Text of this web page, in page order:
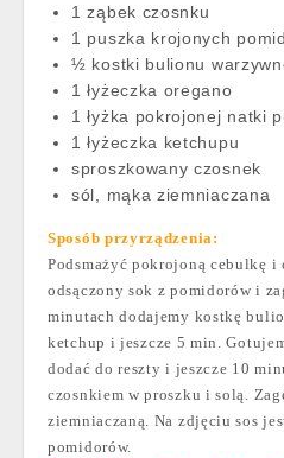
1 ząbek czosnku
1 puszka krojonych
½ kostki bulionu
1 łyżeczka oregano
1 łyżka pokrojonej natki
1 łyżeczka ketchupu
sproszkowany czosnek
sól, mąka ziemniaczana
Sposób przyrządzenia:
Podsmażyć pokrojoną cebulkę i
odsączony sok z pomidorów i
minutach dodajemy kostkę
ketchup i jeszcze 5 min.
dodać do reszty i jeszcze 10
czosnkiem w proszku i solą.
ziemniaczaną. Na zdjęciu sos
pomidorów.